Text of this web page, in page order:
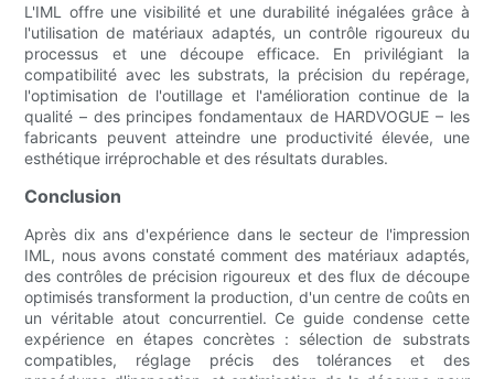
L'IML offre une visibilité et une durabilité inégalées grâce à
l'utilisation de matériaux adaptés, un contrôle rigoureux du
processus et une découpe efficace. En privilégiant la
compatibilité avec les substrats, la précision du repérage,
l'optimisation de l'outillage et l'amélioration continue de la
qualité – des principes fondamentaux de HARDVOGUE – les
fabricants peuvent atteindre une productivité élevée, une
esthétique irréprochable et des résultats durables.
Conclusion
Après dix ans d'expérience dans le secteur de l'impression
IML, nous avons constaté comment des matériaux adaptés,
des contrôles de précision rigoureux et des flux de découpe
optimisés transforment la production, d'un centre de coûts en
un véritable atout concurrentiel. Ce guide condense cette
expérience en étapes concrètes : sélection de substrats
compatibles, réglage précis des tolérances et des